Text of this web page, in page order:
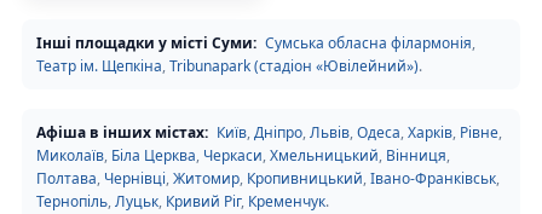
Інші площадки у місті Суми: Сумська обласна філармонія,
Театр ім. Щепкіна,Tribunapark (стадіон «Ювілейний»).
Афіша в інших містах: Київ,Дніпро,Львів,Одеса,Харків, Рівне,
Миколаїв, Біла Церква, Черкаси,Хмельницький, Вінниця,
Полтава, Чернівці,Житомир, Кропивницький,Івано-Франківськ,
Тернопіль,Луцьк, Кривий Ріг, Кременчук.